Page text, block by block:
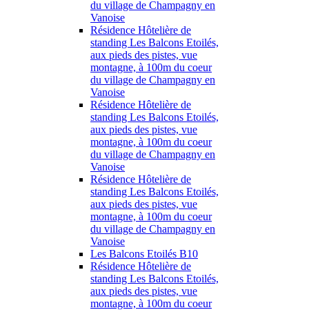
du village de Champagny en
Vanoise
Résidence Hôtelière de
standing Les Balcons Etoilés,
aux pieds des pistes, vue
montagne, à 100m du coeur
du village de Champagny en
Vanoise
Résidence Hôtelière de
standing Les Balcons Etoilés,
aux pieds des pistes, vue
montagne, à 100m du coeur
du village de Champagny en
Vanoise
Résidence Hôtelière de
standing Les Balcons Etoilés,
aux pieds des pistes, vue
montagne, à 100m du coeur
du village de Champagny en
Vanoise
Les Balcons Etoilés B10
Résidence Hôtelière de
standing Les Balcons Etoilés,
aux pieds des pistes, vue
montagne, à 100m du coeur